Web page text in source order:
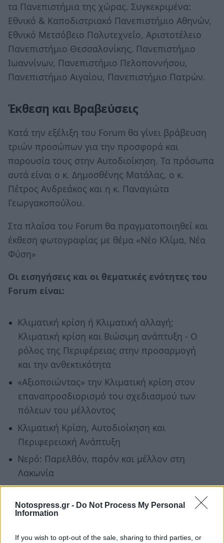
Notospress.gr - Do Not Process My Personal
Information
If you wish to opt-out of the sale, sharing to third parties, or
τα Πανεπιστήμια της χώρας. Συγκεκριμένα:
Εθνικό & Καποδιστριακό Πανεπιστήμιο Αθηνών,
Εθνικό Μετσόβειο Πολυτεχνείο, Αριστοτέλειο
Πανεπιστήμιο Θεσσαλονίκης, Πανεπιστήμιο
Ιωαννίνων, Πανεπιστήμιο Πελοποννήσου,
Πανεπιστήμιο Αιγαίου, Πανεπιστήμιο Πατρών.
Έκθεση και Βραβεύσεις
Κατά την εξέλιξη του Forum θα γίνει βράβευση
τριών προσώπων για την προσφορά και
παρουσία τους στην Αυτοδιοίκηση. Τα πρόσωπα
αυτά είναι ο κ. Δημοσθένης Ματάλας, ο κ.
Πέτρος Ανδρεάκος και η κ. Παναγιώτα
Γεωργακοπούλου.
Στα πλαίσα του Forum θα πραγματοποιηθεί και
έκθεση φωτογραφίας με θέμα «Nέο Κλίμα, Νέα
Φύση»
Οι εισηγήσεις και οι θεματικές ενότητες του
Forum είναι:
Κλιματική κρίση ή Κλιματική αλλαγή;
Κλιματική κρίση και Βιώσιμη ανάπτυξη - Ο
ρόλος της Περιφέρειας στην προσαρμογή
και την ανθεκτικότητα
«Αξιοποιώντας» την Κλιματική κρίση στον
επαναπροσδιορισμό του σχεδιασμού των
πόλεων του μέλλοντος
Κλιματική Κρίση, Αυτοδιοίκηση και
Περιφερειακή Ανάπτυξη
Νερό: Παρελθόν, παρόν και μέλλον στη
Λακωνία
Ύδρευση - Διαχείριση Νερού - Λειψυδρία -
ΔΕΥΑ
Υδάτων